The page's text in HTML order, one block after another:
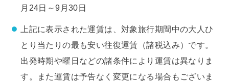
月24日～9月30日
上記に表示された運賃は、対象旅行期間中の大人ひ
とり当たりの最も安い往復運賃（諸税込み）です。
出発時期や曜日などの諸条件により運賃は異なりま
す。また運賃は予告なく変更になる場合もございま